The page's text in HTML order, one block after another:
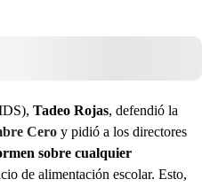
Tadeo Rojas, defendió la
Cero y pidió a los directores
sobre cualquier
de alimentación escolar. Esto,